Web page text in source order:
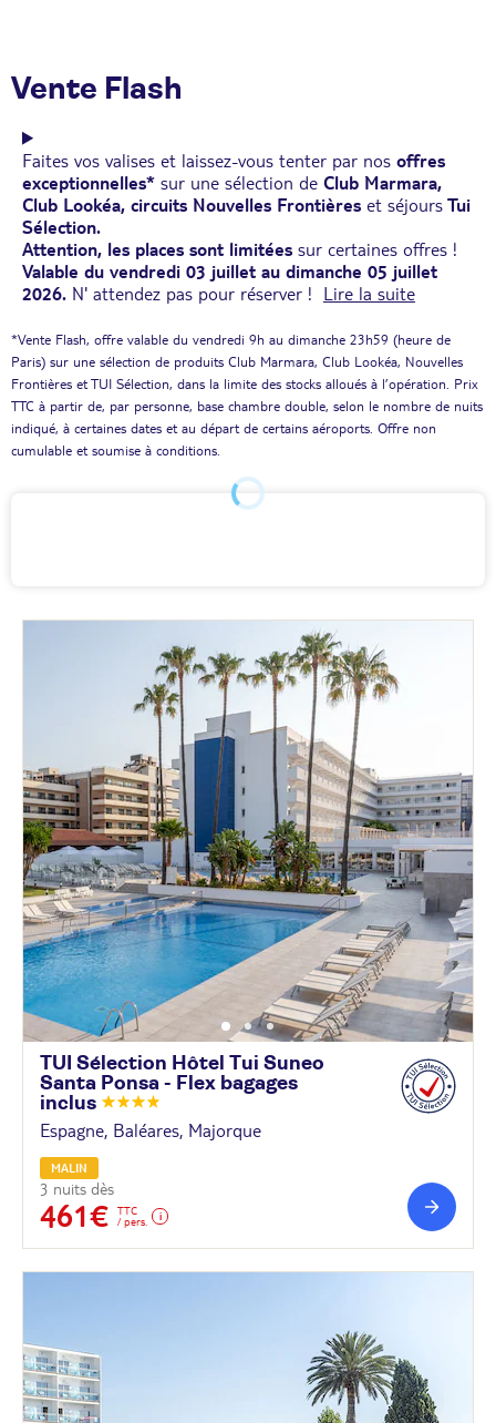
Vente Flash
Faites vos valises et laissez-vous tenter par nos offres
exceptionnelles* sur une sélection de Club Marmara,
Club Lookéa, circuits Nouvelles Frontières et séjours Tui
Sélection.
Attention, les places sont limitées sur certaines offres !
Valable du vendredi 03 juillet au dimanche 05 juillet
2026. N' attendez pas pour réserver ! Lire la suite
*Vente Flash, offre valable du vendredi 9h au dimanche 23h59 (heure de
Paris) sur une sélection de produits Club Marmara, Club Lookéa, Nouvelles
Frontières et TUI Sélection, dans la limite des stocks alloués à l’opération. Prix
TTC à partir de, par personne, base chambre double, selon le nombre de nuits
indiqué, à certaines dates et au départ de certains aéroports. Offre non
cumulable et soumise à conditions.
TUI Sélection Hôtel Tui Suneo
Santa Ponsa - Flex bagages
inclus
Espagne, Baléares, Majorque
MALIN
3 nuits dès
461€
TTC
/ pers.